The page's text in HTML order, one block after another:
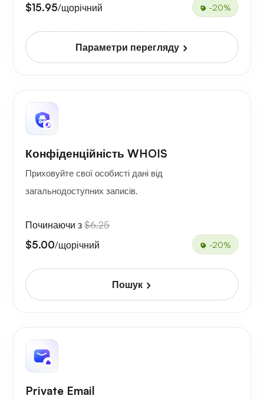
$15.95/щорічний -20%
Параметри перегляду
Конфіденційність WHOIS
Приховуйте свої особисті дані від
загальнодоступних записів.
Починаючи з $6.25
$5.00/щорічний -20%
Пошук
Private Email